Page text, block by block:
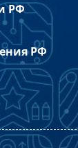
РФ
РФ